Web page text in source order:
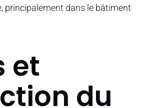
principalement dans le bâtiment
et
du